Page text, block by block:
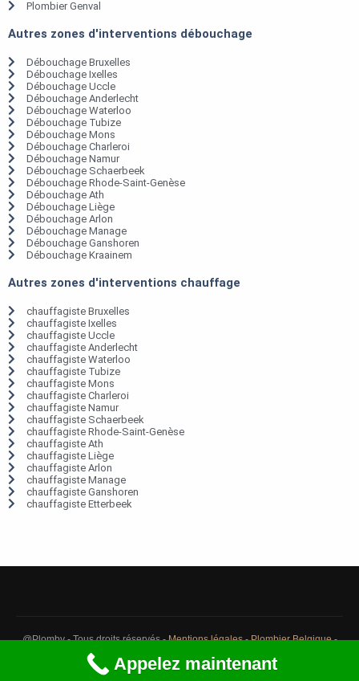
Plombier Genval
Autres zones d'interventions débouchage
Débouchage Bruxelles
Débouchage Ixelles
Débouchage Uccle
Débouchage Anderlecht
Débouchage Waterloo
Débouchage Tubize
Débouchage Mons
Débouchage Charleroi
Débouchage Namur
Débouchage Schaerbeek
Débouchage Rhode-Saint-Genèse
Débouchage Ath
Débouchage Liège
Débouchage Arlon
Débouchage Manage
Débouchage Ganshoren
Débouchage Kraainem
Autres zones d'interventions chauffage
chauffagiste Bruxelles
chauffagiste Ixelles
chauffagiste Uccle
chauffagiste Anderlecht
chauffagiste Waterloo
chauffagiste Tubize
chauffagiste Mons
chauffagiste Charleroi
chauffagiste Namur
chauffagiste Schaerbeek
chauffagiste Rhode-Saint-Genèse
chauffagiste Ath
chauffagiste Liège
chauffagiste Arlon
chauffagiste Manage
chauffagiste Ganshoren
chauffagiste Etterbeek
@Plomby - Tous droits réservés -Mentions légales-Plombier Belgique-
Débouchage Belgique
Appelez maintenant